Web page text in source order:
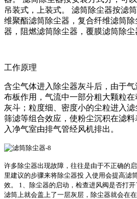
吊装式，上装式。
滤筒除尘器按滤
维聚酯滤筒除尘器，复合纤维滤筒
器，阻燃滤筒除尘器，覆膜滤筒除尘
工作原理
含尘气体进入除尘器灰斗后，由于
布板作用，气流中一部分粗大颗粒
灰斗；粒度细、密度小的尘粒进入
筛滤等组合效应，使粉尘沉积在滤
入净气室由排气管经风机排出。
许多除尘器出现故障，往往是由于不正确的
里建议的步骤来将除尘器投 入使用会提高滤
效。 1、除尘器的启动，检查进风阀是否打开
滤筒上就会盖上了一层灰层，除尘器就会在